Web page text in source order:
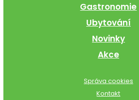
Gastronomie
Ubytování
Novinky
Akce
Správa cookies
Kontakt